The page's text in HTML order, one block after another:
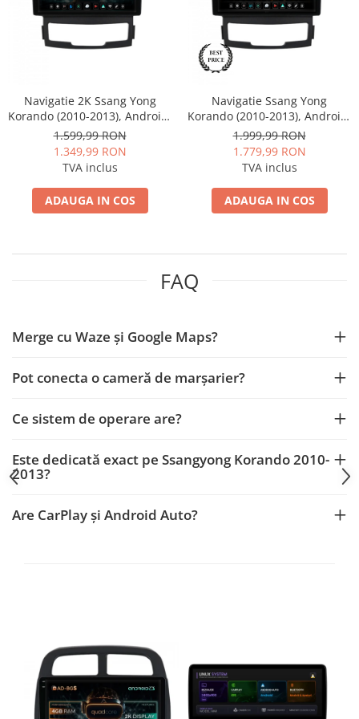
Mitsubishi
Mazda
Isuzu
Iveco
Porsche
Rame adaptoare Mazda
Rame adaptoare Alfa Romeo
Rame adaptoare Nissan
Rame adaptoare Fiat
Rame adaptoare Hyundai
Rame adaptoare Subaru
Rame adaptoare Iveco
Navigatie 2K Ssang Yong
Korando (2010-2013), Android,
S-Quadcore / 4GB RAM +
64GB ROM, 9.5 Inch - AD-
BGS90042K+AD-BGRKIT432
1.599,99 RON
1.349,99 RON
TVA inclus
ADAUGA IN COS
Navigatie Ssang Yong
Korando (2010-2013), Android,
A-Octacore / 4GB RAM + 64GB
ROM, 9 Inch - AD-
BGA9004+AD-BGRKIT432
1.999,99 RON
1.779,99 RON
TVA inclus
ADAUGA IN COS
FAQ
Merge cu Waze și Google Maps?
Pot conecta o cameră de marșarier?
Ce sistem de operare are?
Este dedicată exact pe Ssangyong Korando 2010-
2013?
Are CarPlay și Android Auto?